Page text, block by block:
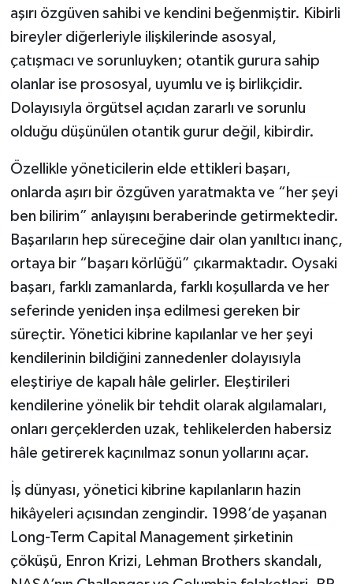
aşırı özgüven sahibi ve kendini beğenmiştir. Kibirli
bireyler diğerleriyle ilişkilerinde asosyal,
çatışmacı ve sorunluyken; otantik gurura sahip
olanlar ise prososyal, uyumlu ve iş birlikçidir.
Dolayısıyla örgütsel açıdan zararlı ve sorunlu
olduğu düşünülen otantik gurur değil, kibirdir.
Özellikle yöneticilerin elde ettikleri başarı,
onlarda aşırı bir özgüven yaratmakta ve “her şeyi
ben bilirim” anlayışını beraberinde getirmektedir.
Başarıların hep süreceğine dair olan yanıltıcı inanç,
ortaya bir “başarı körlüğü” çıkarmaktadır. Oysaki
başarı, farklı zamanlarda, farklı koşullarda ve her
seferinde yeniden inşa edilmesi gereken bir
süreçtir. Yönetici kibrine kapılanlar ve her şeyi
kendilerinin bildiğini zannedenler dolayısıyla
eleştiriye de kapalı hâle gelirler. Eleştirileri
kendilerine yönelik bir tehdit olarak algılamaları,
onları gerçeklerden uzak, tehlikelerden habersiz
hâle getirerek kaçınılmaz sonun yollarını açar.
İş dünyası, yönetici kibrine kapılanların hazin
hikâyeleri açısından zengindir. 1998’de yaşanan
Long-Term Capital Management şirketinin
çöküşü, Enron Krizi, Lehman Brothers skandalı,